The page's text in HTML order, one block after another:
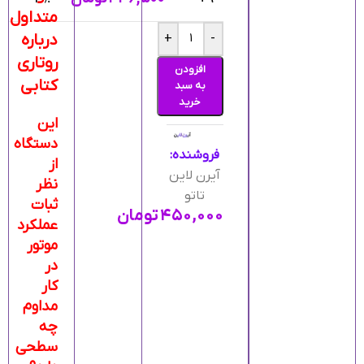
-
+
افزودن
به سبد
خرید
۴۵۰,۰۰۰تومان
فروشنده:
آیرن لاین
تاتو
متداول
درباره
روتاری
کتابی
این
دستگاه
از
نظر
ثبات
عملکرد
موتور
در
کار
مداوم
چه
سطحی